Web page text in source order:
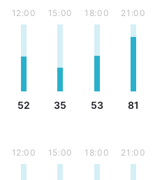
12:00
52
15:00
35
18:00
53
21:00
81
12:00 15:00 18:00 21:00